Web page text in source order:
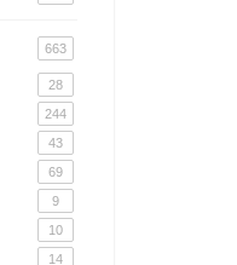
663
28
244
43
69
9
10
14